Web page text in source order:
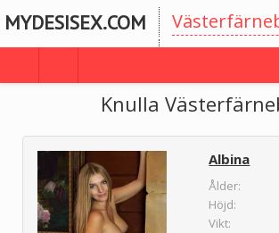
MYDESISEX.COM
Knulla
Albina
Ålder:
Höjd:
Vikt: